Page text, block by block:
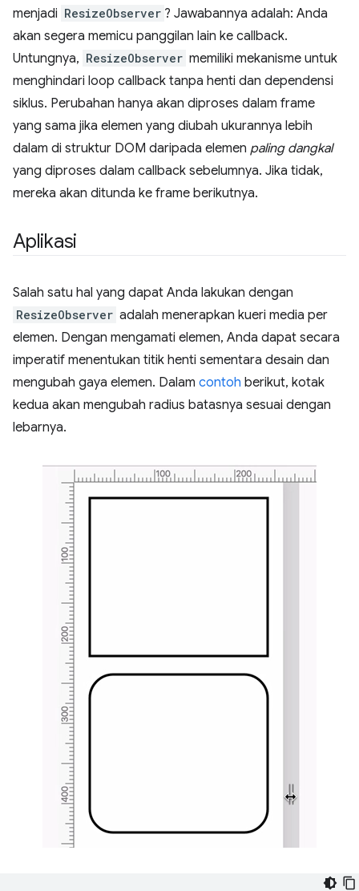
menjadi ResizeObserver ? Jawabannya adalah: Anda
akan segera memicu panggilan lain ke callback.
Untungnya, ResizeObserver memiliki mekanisme untuk
menghindari loop callback tanpa henti dan dependensi
siklus. Perubahan hanya akan diproses dalam frame
yang sama jika elemen yang diubah ukurannya lebih
dalam di struktur DOM daripada elemen paling dangkal
yang diproses dalam callback sebelumnya. Jika tidak,
mereka akan ditunda ke frame berikutnya.
Aplikasi
Salah satu hal yang dapat Anda lakukan dengan
ResizeObserver adalah menerapkan kueri media per
elemen. Dengan mengamati elemen, Anda dapat secara
imperatif menentukan titik henti sementara desain dan
mengubah gaya elemen. Dalam contoh berikut, kotak
kedua akan mengubah radius batasnya sesuai dengan
lebarnya.